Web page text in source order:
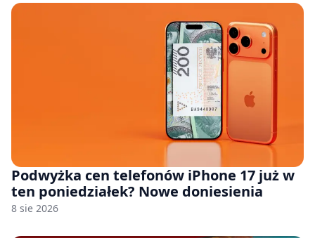
Podwyżka cen telefonów iPhone 17 już w
ten poniedziałek? Nowe doniesienia
8 sie 2026